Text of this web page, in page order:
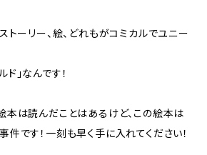
トーリー、絵、どれもがコミカルでユニー
」なんです！
本は読んだことはあるけど、この絵本は
件です！一刻も早く手に入れてください！